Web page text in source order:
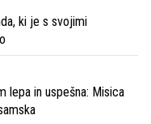
ki je s svojimi
lepa in uspešna: Misica